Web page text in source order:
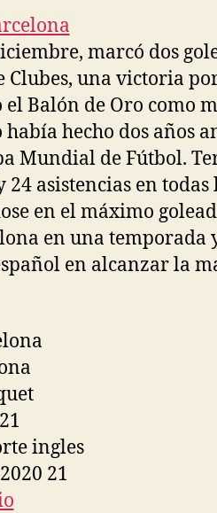
marcó dos
una victoria
el Balón de Oro como
hecho dos años
Mundial de Fútbol.
asistencias en todas
en el máximo
en una temporada
en alcanzar la